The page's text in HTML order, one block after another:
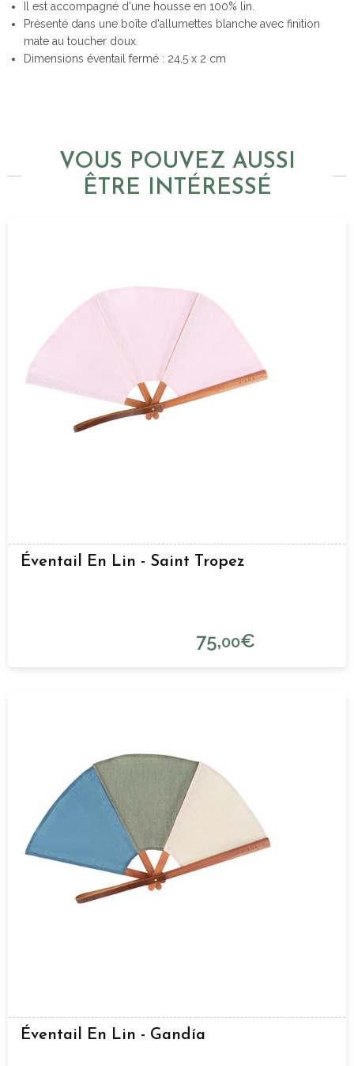
Il est accompagné d'une housse en 100% lin.
Présenté dans une boîte d'allumettes blanche avec finition
mate au toucher doux.
Dimensions éventail fermé : 24,5 x 2 cm
VOUS POUVEZ AUSSI
ÊTRE INTÉRESSÉ
Éventail En Lin - Saint Tropez
75,00€
Éventail En Lin - Gandía